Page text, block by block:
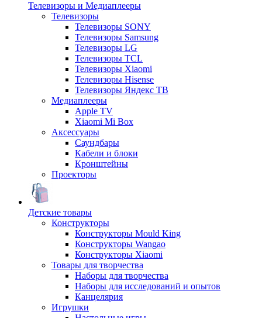
Телевизоры и Медиаплееры
Телевизоры
Телевизоры SONY
Телевизоры Samsung
Телевизоры LG
Телевизоры TCL
Телевизоры Xiaomi
Телевизоры Hisense
Телевизоры Яндекс ТВ
Медиаплееры
Apple TV
Xiaomi Mi Box
Аксессуары
Саундбары
Кабели и блоки
Кронштейны
Проекторы
Детские товары
Конструкторы
Конструкторы Mould King
Конструкторы Wangao
Конструкторы Xiaomi
Товары для творчества
Наборы для творчества
Наборы для исследований и опытов
Канцелярия
Игрушки